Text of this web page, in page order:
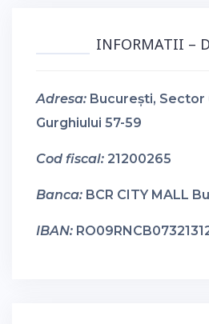
INFORMATII –
Adresa: București, Sector
Gurghiului 57-59
Cod fiscal: 21200265
Banca: BCR CITY MALL
IBAN: